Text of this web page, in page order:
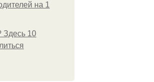
на 1
Здесь 10